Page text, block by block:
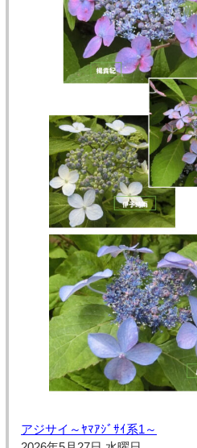
アジサイ～ﾔﾏｱｼﾞｻｲ系1～